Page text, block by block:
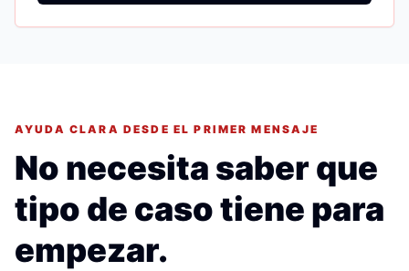
AYUDA CLARA DESDE EL PRIMER MENSAJE
No necesita saber que
tipo de caso tiene para
empezar.